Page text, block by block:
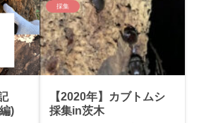
)
採集
【2020年】カブトムシ
採集in茨木